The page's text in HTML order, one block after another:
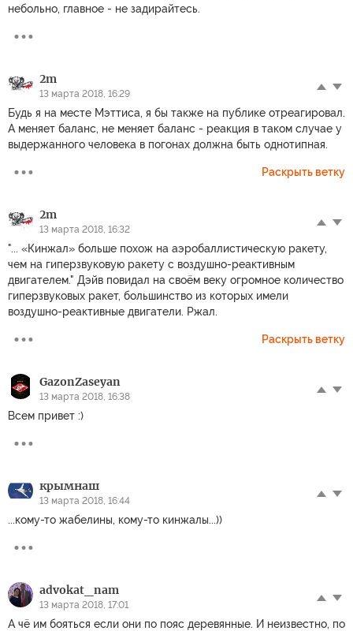
небольно, главное - не задирайтесь.
2m
13 марта 2018, 16:29
Будь я на месте Мэттиса, я бы также на публике отреагировал.
А меняет баланс, не меняет баланс - реакция в таком случае у
выдержанного человека в погонах должна быть однотипная.
Раскрыть ветку
2m
13 марта 2018, 16:32
"... «Кинжал» больше похож на аэробаллистическую ракету,
чем на гиперзвуковую ракету с воздушно-реактивным
двигателем." Дэйв повидал на своём веку огромное количество
гиперзвуковых ракет, большинство из которых имели
воздушно-реактивные двигатели. Ржал.
Раскрыть ветку
GazonZaseyan
13 марта 2018, 16:38
Всем привет :)
крымнаш
13 марта 2018, 16:44
...кому-то жабелины, кому-то кинжалы...))
advokat_nam
13 марта 2018, 17:01
А чё им бояться если они по пояс деревянные. И неизвестно, по